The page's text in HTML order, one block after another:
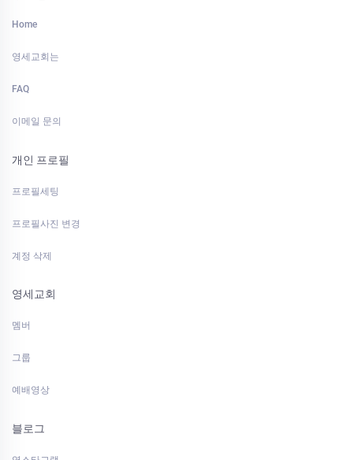
Home
영세교회는
FAQ
이메일 문의
개인 프로필
프로필세팅
프로필사진 변경
계정 삭제
영세교회
멤버
그룹
예배영상
블로그